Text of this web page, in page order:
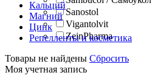
Sanostol
Vigantolvit
ZeinPharma
Кальций
Магний
Цинк
Репелленты и косметика
Товары не найдены Сбросить
Моя учетная запись